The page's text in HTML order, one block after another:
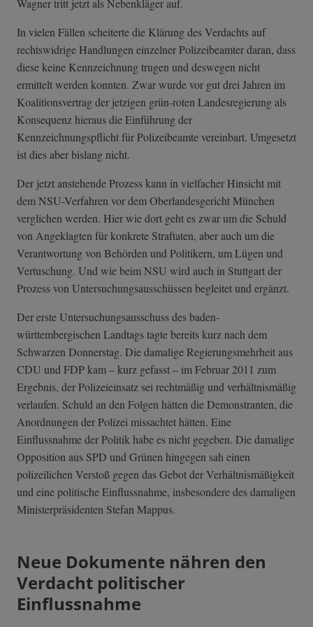
Wagner tritt jetzt als Nebenkläger auf.
In vielen Fällen scheiterte die Klärung des Verdachts auf
rechtswidrige Handlungen einzelner Polizeibeamter daran, dass
diese keine Kennzeichnung trugen und deswegen nicht
ermittelt werden konnten. Zwar wurde vor gut drei Jahren im
Koalitionsvertrag der jetzigen grün-roten Landesregierung als
Konsequenz hieraus die Einführung der
Kennzeichnungspflicht für Polizeibeamte vereinbart. Umgesetzt
ist dies aber bislang nicht.
Der jetzt anstehende Prozess kann in vielfacher Hinsicht mit
dem NSU-Verfahren vor dem Oberlandesgericht München
verglichen werden. Hier wie dort geht es zwar um die Schuld
von Angeklagten für konkrete Straftaten, aber auch um die
Verantwortung von Behörden und Politikern, um Lügen und
Vertuschung. Und wie beim NSU wird auch in Stuttgart der
Prozess von Untersuchungsausschüssen begleitet und ergänzt.
Der erste Untersuchungsausschuss des baden-
württembergischen Landtags tagte bereits kurz nach dem
Schwarzen Donnerstag. Die damalige Regierungsmehrheit aus
CDU und FDP kam – kurz gefasst – im Februar 2011 zum
Ergebnis, der Polizeieinsatz sei rechtmäßig und verhältnismäßig
verlaufen. Schuld an den Folgen hätten die Demonstranten, die
Anordnungen der Polizei missachtet hätten. Eine
Einflussnahme der Politik habe es nicht gegeben. Die damalige
Opposition aus SPD und Grünen hingegen sah einen
polizeilichen Verstoß gegen das Gebot der Verhältnismäßigkeit
und eine politische Einflussnahme, insbesondere des damaligen
Ministerpräsidenten Stefan Mappus.
Neue Dokumente nähren den
Verdacht politischer
Einflussnahme